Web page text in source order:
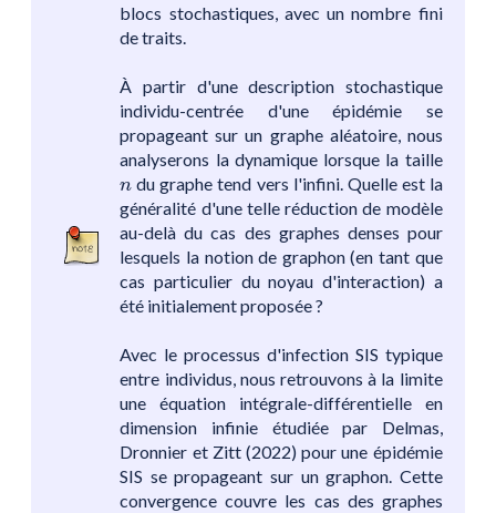
blocs stochastiques, avec un nombre fini
de traits.
À partir d'une description stochastique
individu-centrée d'une épidémie se
propageant sur un graphe aléatoire, nous
analyserons la dynamique lorsque la taille
n
n du graphe tend vers l'infini. Quelle est la
généralité d'une telle réduction de modèle
au-delà du cas des graphes denses pour
lesquels la notion de graphon (en tant que
cas particulier du noyau d'interaction) a
été initialement proposée ?
Avec le processus d'infection SIS typique
entre individus, nous retrouvons à la limite
une équation intégrale-différentielle en
dimension infinie étudiée par Delmas,
Dronnier et Zitt (2022) pour une épidémie
SIS se propageant sur un graphon. Cette
convergence couvre les cas des graphes